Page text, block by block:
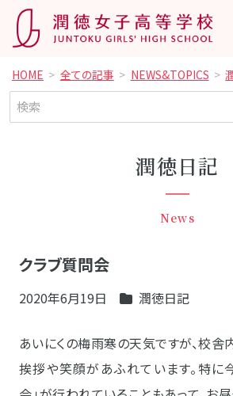
HOME 全ての記事 NEWS&TOPICS
潤徳日記
News
クラブ質問会
2020年6月19日 潤徳日記
あいにくの梅雨寒の天気ですが、校舎
挨拶や笑顔があふれています。特に